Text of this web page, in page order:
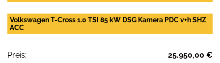
Volkswagen T-Cross 1.0 TSI 85 kW DSG Kamera PDC v+h SHZ
ACC
Preis:
25.950,00 €